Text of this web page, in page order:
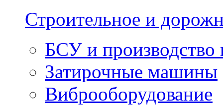
Строительное и
БСУ и производство
Затирочные машины
Виброоборудование